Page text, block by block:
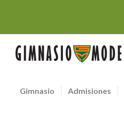
Gimnasio Admisiones